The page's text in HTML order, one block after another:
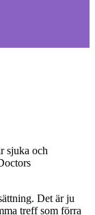
sjuka och
Det är ju
treff som förra